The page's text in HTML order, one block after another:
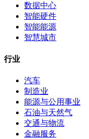
数据中心
智能硬件
智能能源
智慧城市
行业
汽车
制造业
能源与公用事业
石油与天然气
交通与物流
金融服务